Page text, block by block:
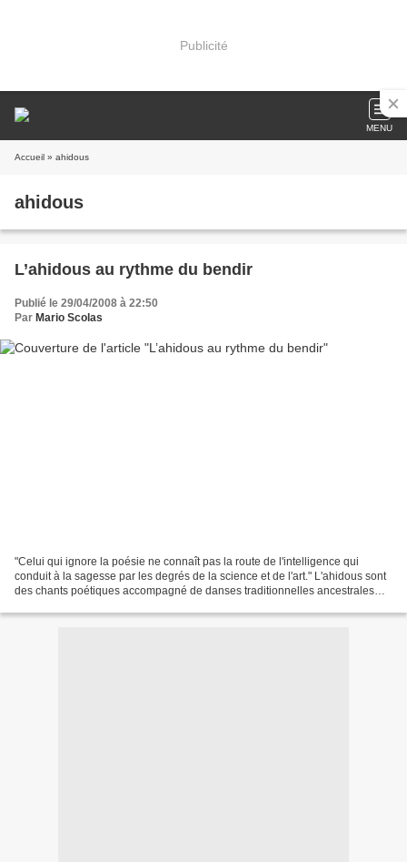
Publicité
MENU
Accueil » ahidous
ahidous
L’ahidous au rythme du bendir
Publié le 29/04/2008 à 22:50
Par Mario Scolas
"Celui qui ignore la poésie ne connaît pas la route de l'intelligence qui
conduit à la sagesse par les degrés de la science et de l'art." L'ahidous sont
des chants poétiques accompagné de danses traditionnelles ancestrales